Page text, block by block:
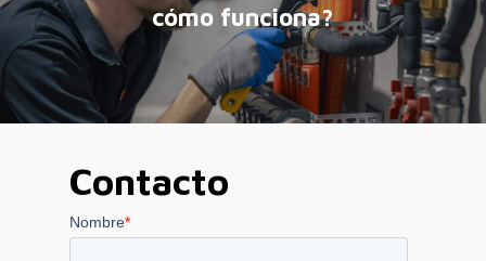
cómo funciona?
Contacto